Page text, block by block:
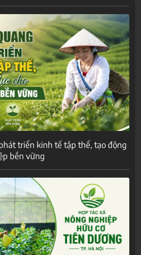
triển kinh tế tập thể, tạo động
bền vững